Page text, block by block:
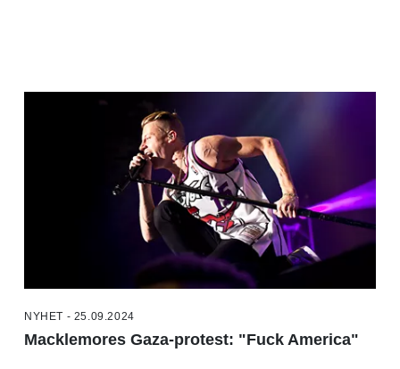
NYHET - 25.09.2024
Macklemores Gaza-protest: "Fuck America"